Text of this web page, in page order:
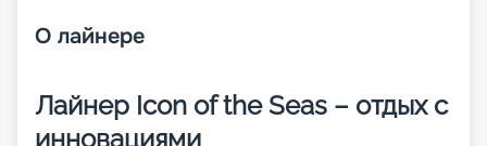
О лайнере
Лайнер Icon of the Seas – отдых с
инновациями